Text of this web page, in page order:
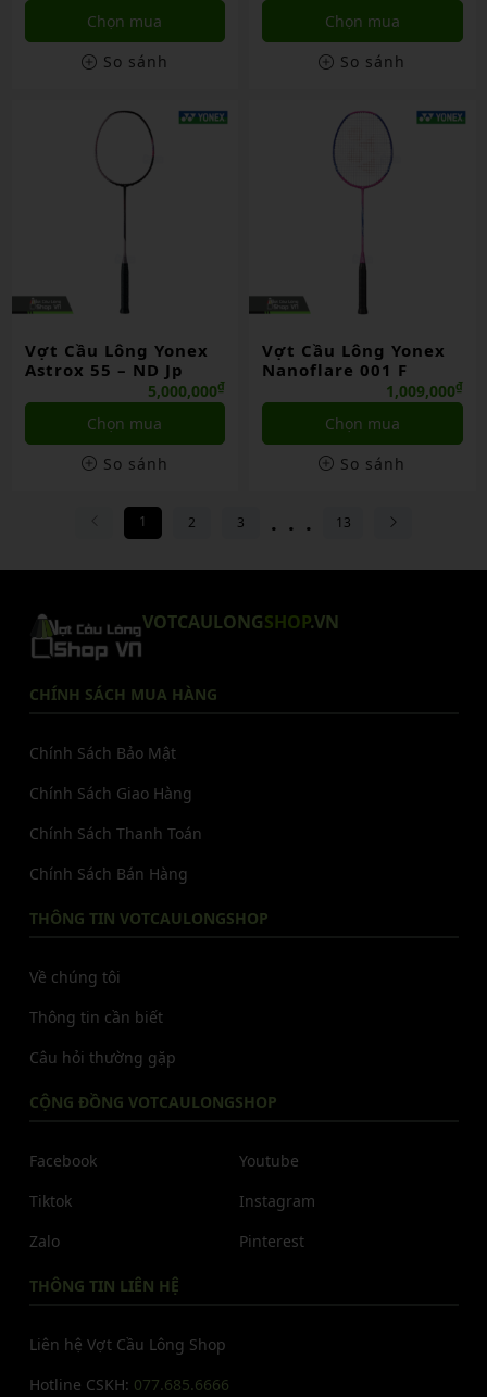
Chọn mua
So sánh
Chọn mua
So sánh
Vợt Cầu Lông Yonex
Astrox 55 – ND Jp
5,000,000₫
Chọn mua
So sánh
Vợt Cầu Lông Yonex
Nanoflare 001 F
1,009,000₫
Chọn mua
So sánh
1 2 3 ... 13
VOTCAULONGSHOP.VN
CHÍNH SÁCH MUA HÀNG
Chính Sách Bảo Mật
Chính Sách Giao Hàng
Chính Sách Thanh Toán
Chính Sách Bán Hàng
THÔNG TIN VOTCAULONGSHOP
Về chúng tôi
Thông tin cần biết
Câu hỏi thường gặp
CỘNG ĐỒNG VOTCAULONGSHOP
Facebook
Tiktok
Zalo
Youtube
Instagram
Pinterest
THÔNG TIN LIÊN HỆ
Liên hệ Vợt Cầu Lông Shop
Hotline CSKH: 077.685.6666